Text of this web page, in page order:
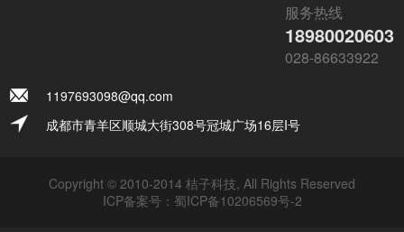
服务热线
18980020603
028-86633922
1197693098@qq.com
成都市青羊区顺城大街308号冠城广场16层I号
Copyright © 2010-2014 桔子科技, All Rights Reserved
ICP备案号： 蜀ICP备10206569号-2